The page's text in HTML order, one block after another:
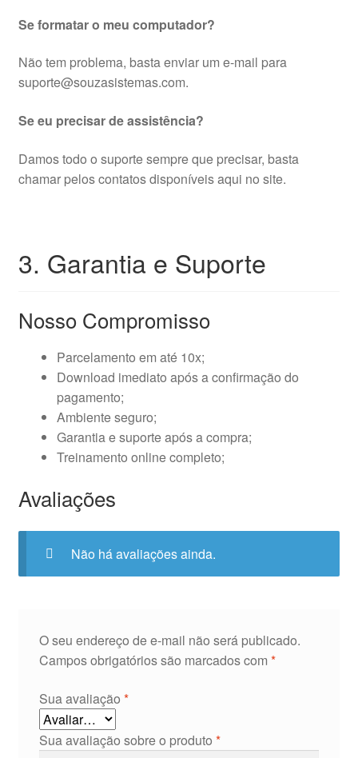
Se formatar o meu computador?
Não tem problema, basta enviar um e-mail para
suporte@souzasistemas.com.
Se eu precisar de assistência?
Damos todo o suporte sempre que precisar, basta
chamar pelos contatos disponíveis aqui no site.
3. Garantia e Suporte
Nosso Compromisso
Parcelamento em até 10x;
Download imediato após a confirmação do
pagamento;
Ambiente seguro;
Garantia e suporte após a compra;
Treinamento online completo;
Avaliações
Não há avaliações ainda.
O seu endereço de e-mail não será publicado.
Campos obrigatórios são marcados com *
Sua avaliação *
Sua avaliação sobre o produto *